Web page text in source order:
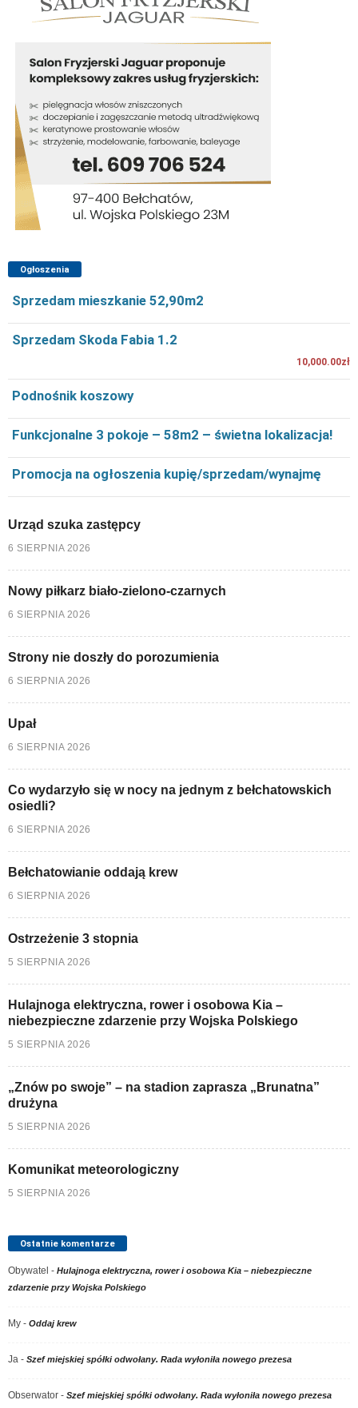
Ogłoszenia
Sprzedam mieszkanie 52,90m2
Sprzedam Skoda Fabia 1.2
10,000.00zł
Podnośnik koszowy
Funkcjonalne 3 pokoje – 58m2 – świetna lokalizacja!
Promocja na ogłoszenia kupię/sprzedam/wynajmę
Urząd szuka zastępcy
6 SIERPNIA 2026
Nowy piłkarz biało-zielono-czarnych
6 SIERPNIA 2026
Strony nie doszły do porozumienia
6 SIERPNIA 2026
Upał
6 SIERPNIA 2026
Co wydarzyło się w nocy na jednym z bełchatowskich
osiedli?
6 SIERPNIA 2026
Bełchatowianie oddają krew
6 SIERPNIA 2026
Ostrzeżenie 3 stopnia
5 SIERPNIA 2026
Hulajnoga elektryczna, rower i osobowa Kia –
niebezpieczne zdarzenie przy Wojska Polskiego
5 SIERPNIA 2026
„Znów po swoje” – na stadion zaprasza „Brunatna”
drużyna
5 SIERPNIA 2026
Komunikat meteorologiczny
5 SIERPNIA 2026
Ostatnie komentarze
Obywatel - Hulajnoga elektryczna, rower i osobowa Kia – niebezpieczne
zdarzenie przy Wojska Polskiego
My - Oddaj krew
Ja - Szef miejskiej spółki odwołany. Rada wyłoniła nowego prezesa
Obserwator - Szef miejskiej spółki odwołany. Rada wyłoniła nowego prezesa